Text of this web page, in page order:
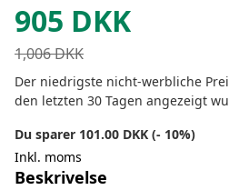
905 DKK
1,006DKK
Der niedrigste nicht-werbliche
den letzten 30 Tagen angezeigt
Du sparer 101.00 DKK (- 10%)
Inkl. moms
Beskrivelse